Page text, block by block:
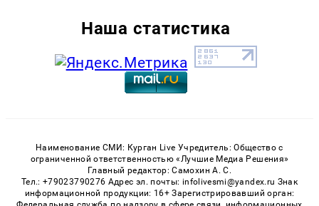
Наша статистика
Наименование СМИ: Курган Live Учредитель: Общество с
ограниченной ответственностью «Лучшие Медиа Решения»
Главный редактор: Самохин А. С.
Тел.: +79023790276 Адрес эл. почты: infolivesmi@yandex.ru Знак
информационной продукции: 16+ Зарегистрировавший орган: